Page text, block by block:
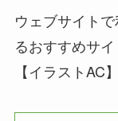
ウェブサイト
るおすすめサイ
【イラストAC】